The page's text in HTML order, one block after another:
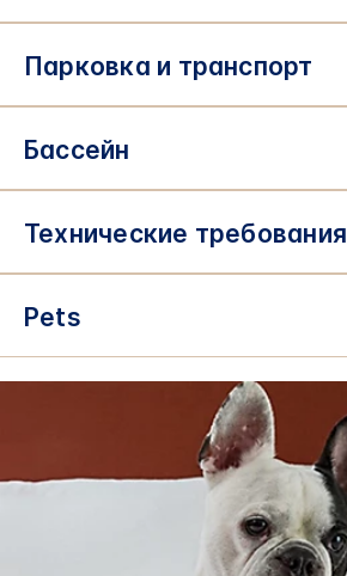
Парковка и транспорт
Бассейн
Технические требования
Pets